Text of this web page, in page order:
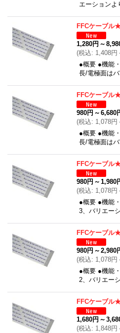
エーション
FFCケーブル
1,280円 ～
(税込: 1,408円
●概要 ●機能
長/電極面は
FFCケーブル
980円 ～ 6,680
(税込: 1,078円
●概要 ●機能
長/電極面は
FFCケーブル
980円 ～ 1,980
(税込: 1,078円
●概要 ●機能
3、バリエー
FFCケーブル
980円 ～ 2,980
(税込: 1,078円
●概要 ●機能
2、バリエー
FFCケーブル
1,680円 ～
(税込: 1,848円